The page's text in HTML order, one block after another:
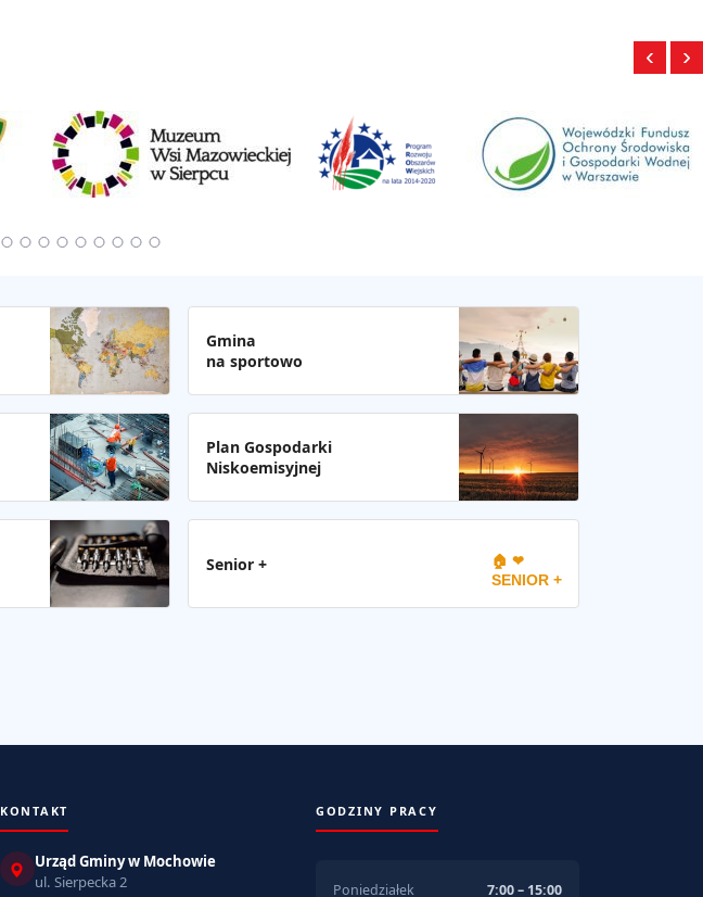
‹ ›
Gmina
na sportowo
Plan Gospodarki
Niskoemisyjnej
Senior + 🏠 ❤
SENIOR +
KONTAKT
Urząd Gminy w Mochowie
ul. Sierpecka 2
GODZINY PRACY
Poniedziałek 7:00 – 15:00